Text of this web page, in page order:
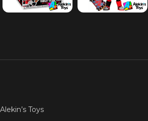
Alekin’s Toys